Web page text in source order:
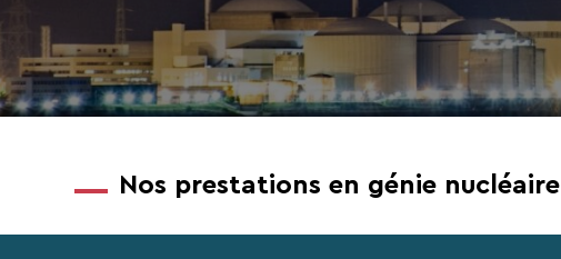
Nos prestations en génie nucléaire